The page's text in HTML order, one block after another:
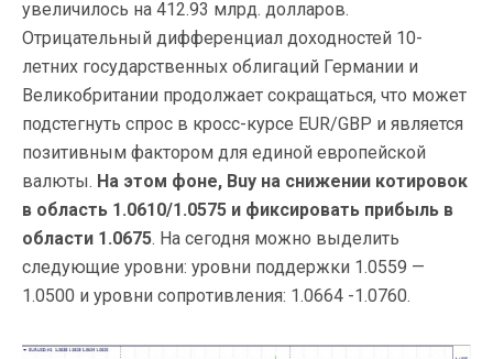
увеличилось на 412.93 млрд. долларов.
Отрицательный дифференциал доходностей 10-
летних государственных облигаций Германии и
Великобритании продолжает сокращаться, что может
подстегнуть спрос в кросс-курсе EUR/GBP и является
позитивным фактором для единой европейской
валюты. На этом фоне, Buy на снижении котировок
в область 1.0610/1.0575 и фиксировать прибыль в
области 1.0675. На сегодня можно выделить
следующие уровни: уровни поддержки 1.0559 —
1.0500 и уровни сопротивления: 1.0664 -1.0760.